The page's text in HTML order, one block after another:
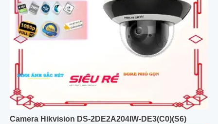
Camera Hikvision DS-2DE2A204IW-DE3(C0)(S6)